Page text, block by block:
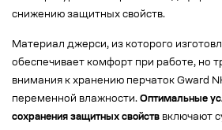
снижению защитных свойств.
Материал джерси, из которого
обеспечивает комфорт при работе, но
внимания к хранению перчаток Gward
переменной влажности. Оптимальные
сохранения защитных свойств включают